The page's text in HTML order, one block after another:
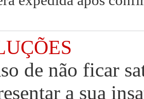
de não ficar
a sua